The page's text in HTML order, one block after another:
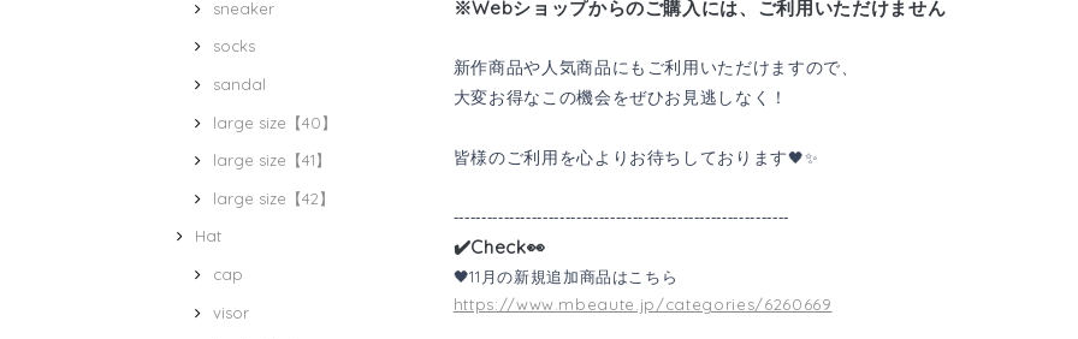
sneaker
socks
sandal
large size【40】
large size【41】
large size【42】
Hat
cap
visor
※Webショップからのご購入には、ご利用いただけません
新作商品や人気商品にもご利用いただけますので、
大変お得なこの機会をぜひお見逃しなく！
皆様のご利用を心よりお待ちしております🖤✨
------------------------------------------------------------
✔️Check👀
🖤11月の新規追加商品はこちら
https://www.mbeaute.jp/categories/6260669